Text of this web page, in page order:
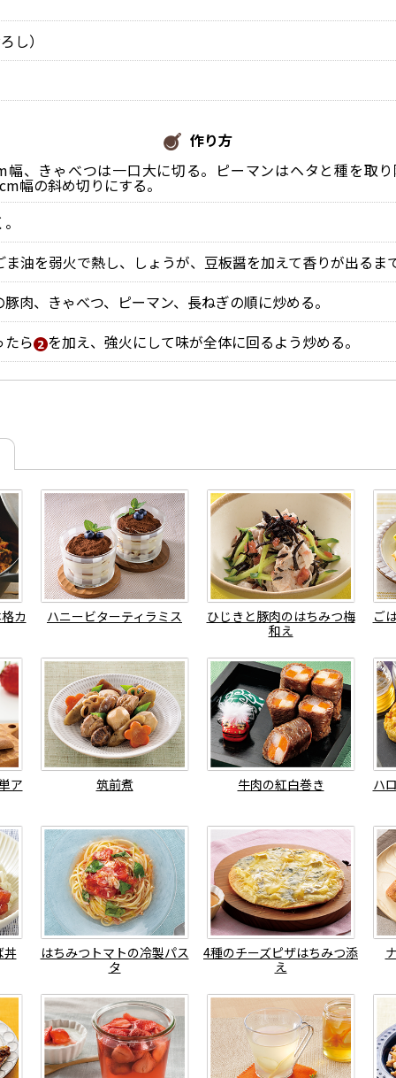
し）
作り方
幅、きゃべつは一口大に切る。ピーマンはヘタと種を取
幅の斜め切りにする。
油を弱火で熱し、しょうが、豆板醤を加えて香りが出るま
豚肉、きゃべつ、ピーマン、長ねぎの順に炒める。
ら
を加え、強火にして味が全体に回るよう炒める。
カ ハニービターティラミス
ひじきと豚肉のはちみつ梅
和え
ご
ア 筑前煮 牛肉の紅白巻き ハ
丼
はちみつトマトの冷製パス
タ
4種のチーズピザはちみつ添
え